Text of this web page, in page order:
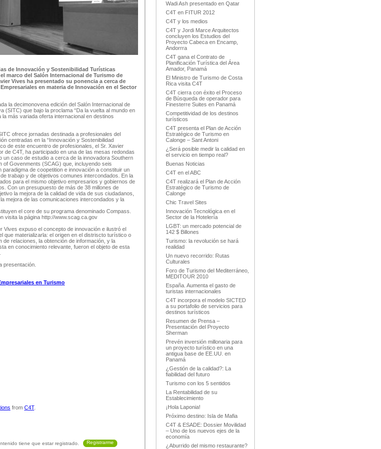
de Innovación y Sostenibilidad Turísticas
marco del Salón Internacional de Turismo de
Vives ha presentado su ponencia a cerca de
en materia de Innovación en el Sector
la decimonovena edición del Salón Internacional de
(SITC) que bajo la proclama “Da la vuelta al mundo en
la más variada oferta internacional en destinos
ofrece jornadas destinada a profesionales del
centradas en la “Innovación y Sostenibilidad
de este encuentro de profesionales, el Sr. Xavier
de C4T, ha participado en una de las mesas redondas
un caso de estudio a cerca de la innovadora Southern
of Govenments (SCAG) que, incluyendo seis
paradigma de coopetition e innovación a constituir un
trabajo y de objetivos comunes intercondados. En la
para el mismo objetivo empresarios y gobiernos de
Con un presupuesto de más de 38 millones de
la mejora de la calidad de vida de sus ciudadanos,
mejora de las comunicaciones intercondados y la
el core de su programa denominado Compass.
visita la página http://www.scag.ca.gov
Vives expuso el concepto de innovación e ilustró el
que materializarla: el origen en el distriscto turístico o
de relaciones, la obtención de información, y la
en conocimiento relevante, fueron el objeto de esta
presentación.
en Turismo
from C4T.
tiene que estar registrado. Registrarme
Wadi Ash presentado en Qatar
C4T en FITUR 2012
C4T y los medios
C4T y Jordi Marce Arquitectos
concluyen los Estudios del
Proyecto Cabeca en Encamp,
Andorrra
C4T gana el Contrato de
Planificación Turística del Área
Amador, Panamá
El Ministro de Turismo de Costa
Rica visita C4T
C4T cierra con éxito el Proceso
de Búsqueda de operador para
Finesterre Suites en Panamá
Competitividad de los destinos
turísticos
C4T presenta el Plan de Acción
Estratégico de Turismo en
Calonge – Sant Antoni
¿Será posible medir la calidad en
el servicio en tiempo real?
Buenas Noticias
C4T en el ABC
C4T realizará el Plan de Acción
Estratégico de Turismo de
Calonge
Chic Travel Sites
Innovación Tecnológica en el
Sector de la Hotelería
LGBT: un mercado potencial de
142 $ Billones
Turismo: la revolución se hará
realidad
Un nuevo recorrido: Rutas
Culturales
Foro de Turismo del Mediterráneo,
MEDITOUR 2010
España. Aumenta el gasto de
turistas internacionales
C4T incorpora el modelo SICTED
a su portafolio de servicios para
destinos turísticos
Resumen de Prensa –
Presentación del Proyecto
Sherman
Prevén inversión millonaria para
un proyecto turístico en una
antigua base de EE.UU. en
Panamá
¿Gestión de la calidad?: La
fiabilidad del futuro
Turismo con los 5 sentidos
La Rentabilidad de su
Establecimiento
¡Hola Laponia!
Próximo destino: Isla de Mafia
C4T & ESADE: Dossier Movilidad
– Uno de los nuevos ejes de la
economía
¿Aburrido del mismo restaurante?